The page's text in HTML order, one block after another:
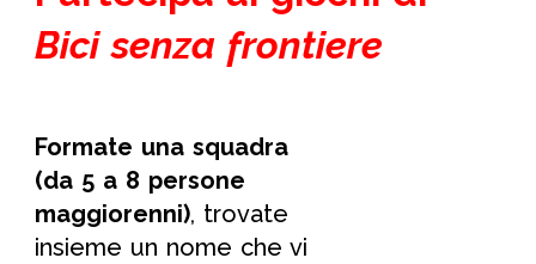
Bici senza frontiere
Formate una squadra
(da 5 a 8 persone
maggiorenni), trovate
insieme un nome che vi